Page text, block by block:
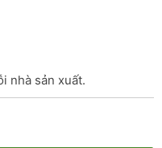
nhà sản xuất.